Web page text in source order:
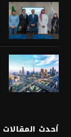
أحدث المقالات